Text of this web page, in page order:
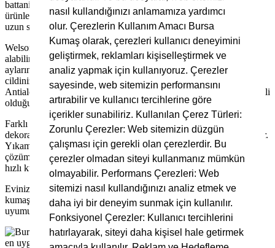
nasıl kullandığınızı anlamamıza yardımcı
olur. Çerezlerin Kullanım Amacı Bursa
Kumaş olarak, çerezleri kullanıcı deneyimini
geliştirmek, reklamları kişiselleştirmek ve
analiz yapmak için kullanıyoruz. Çerezler
sayesinde, web sitemizin performansını
artırabilir ve kullanıcı tercihlerine göre
içerikler sunabiliriz. Kullanılan Çerez Türleri:
Zorunlu Çerezler: Web sitemizin düzgün
çalışması için gerekli olan çerezlerdir. Bu
çerezler olmadan siteyi kullanmanız mümkün
olmayabilir. Performans Çerezleri: Web
sitemizi nasıl kullandığınızı analiz etmek ve
daha iyi bir deneyim sunmak için kullanılır.
Fonksiyonel Çerezler: Kullanıcı tercihlerini
hatırlayarak, siteyi daha kişisel hale getirmek
battaniye, bornoz, pijama takımları, koltuk örtüsü ve dekoratif
ürünlerde tercih edilen bu kumaş, dayanıklılığı ve kaliteli yapısıyla
uzun süreli kullanım sağlar.
Welsoft Jakarlı kumaşın en dikkat çeken özelliklerinden biri, nefes
alabilir yapısı sayesinde hem kışın sıcak tutması hem de yaz
aylarında ferah bir kullanım sunmasıdır. Pamuksu dokusuyla
cildinizi tahriş etmez ve her yaş grubu için güvenle kullanılabilir.
Antialerjik ve antibakteriyel özelliklere sahip olması, hijyenin önemli
olduğu ürünlerde ideal bir tercih olmasını sağlar.
Farklı renk ve desen seçenekleri sunan Welsoft Jakarlı kumaş,
dekorasyon ve moda dünyasında da kendine özgü bir yer edinmiştir.
Yıkama ve bakım kolaylığı sayesinde hem pratik hem de estetik bir
çözüm sunar. Çamaşır makinesinde düşük sıcaklıkta yıkanabilir ve
hızlı kuruma özelliği sayesinde zamandan tasarruf sağlar.
Evinizde fark yaratmak ve stilinizi tamamlamak için Welsoft Jakarlı
kumaşı tercih edin. Şıklığın, konforun ve dayanıklılığın mükemmel
uyumunu yaşam alanlarınıza taşıyın!